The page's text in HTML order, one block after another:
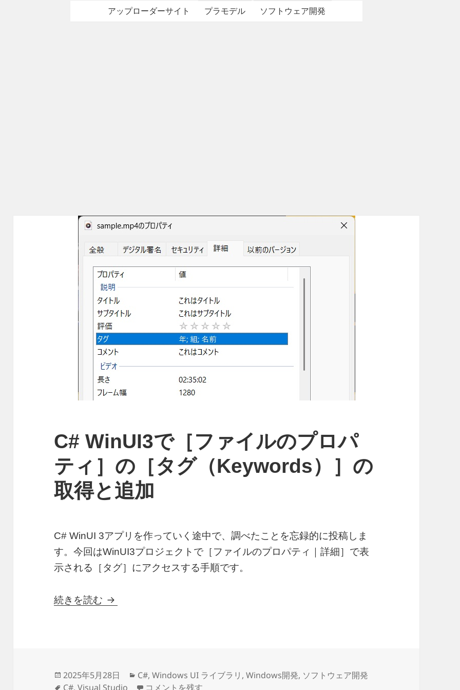
アップローダーサイト プラモデル ソフトウェア開発
C# WinUI3で［ファイルのプロパ
ティ］の［タグ（Keywords）］の
取得と追加
C# WinUI 3アプリを作っていく途中で、調べたことを忘録的に投稿しま
す。今回はWinUI3プロジェクトで［ファイルのプロパティ｜詳細］で表
示される［タグ］にアクセスする手順です。
続きを読む C# WinUI3で［ファイルのプロパティ］の［タグ（Keywords）］の取得と追加
投
稿
2025年5月28日
カ
テ
C#,Windows UI ライブラリ ,Windows開発, ソフトウェア開発
タ
C#,Visual Studio C# WinUI3で［ファイルのプロパティ］の［タグ（Keywords）］の取得と追加 に
コメントを残す